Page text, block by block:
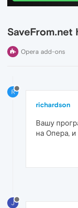
SaveFrom.net
Opera add-ons
R
richardson
Вашу
на Опера, и
J